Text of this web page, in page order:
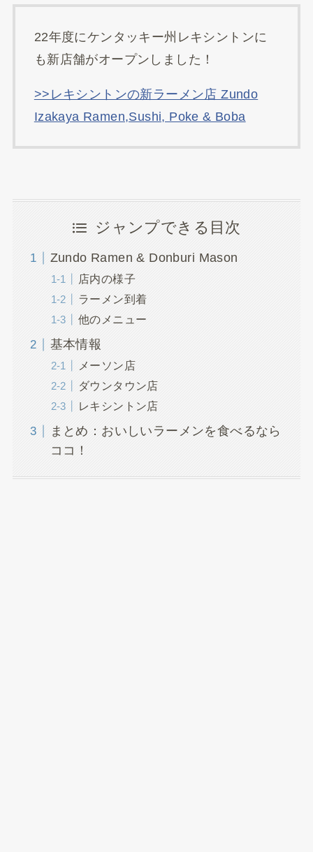
22年度にケンタッキー州レキシントンに
も新店舗がオープンしました！
>>レキシントンの新ラーメン店 Zundo
Izakaya Ramen,Sushi, Poke & Boba
ジャンプできる目次
Zundo Ramen & Donburi Mason
店内の様子
ラーメン到着
他のメニュー
基本情報
メーソン店
ダウンタウン店
レキシントン店
まとめ：おいしいラーメンを食べるなら
ココ！